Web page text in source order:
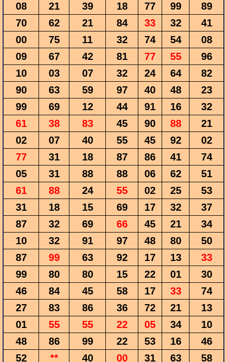
08
21 39 18 77 99
89
70
62 21 84 33 32
41
00
75 11 32 74 54
08
09
67 42 81 77 55
96
10
03 07 32 24 64
82
90
63 59 97 40 48
23
99
69 12 44 91 16
32
61
38 83 45 90 88
21
02
07 40 55 45 92
02
77
31 18 87 86 41
74
05
31 88 88 06 62
51
61
88 24 55 02 25
53
31
18 15 69 17 32
37
87
32 69 66 45 21
34
10
32 91 97 48 80
50
87
99 63 92 17 13
33
99
80 80 15 22 01
30
46
84 45 58 17 33
74
27
83 86 36 72 21
13
01
55 55 22 05 34
10
48
86 99 22 53 16
46
52
** 40 00 31 63 58